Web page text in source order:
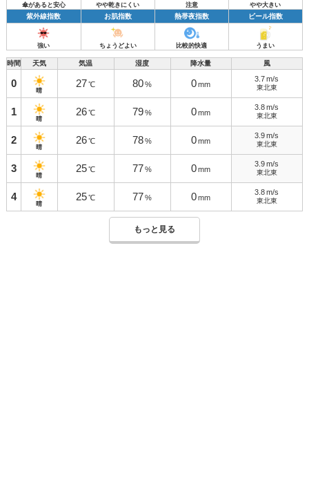
傘があると安心 やや乾きにくい 注意 やや大きい
紫外線指数 お肌指数 熱帯夜指数 ビール指数
強い ちょうどよい 比較的快適 うまい
時間 天気 気温 湿度 降水量 風
0
晴
27 ℃ 80 % 0 mm
3.7 m/s
東北東
1
晴
26 ℃ 79 % 0 mm
3.8 m/s
東北東
2
晴
26 ℃ 78 % 0 mm
3.9 m/s
東北東
3
晴
25 ℃ 77 % 0 mm
3.9 m/s
東北東
4
晴
25 ℃ 77 % 0 mm
3.8 m/s
東北東
もっと見る